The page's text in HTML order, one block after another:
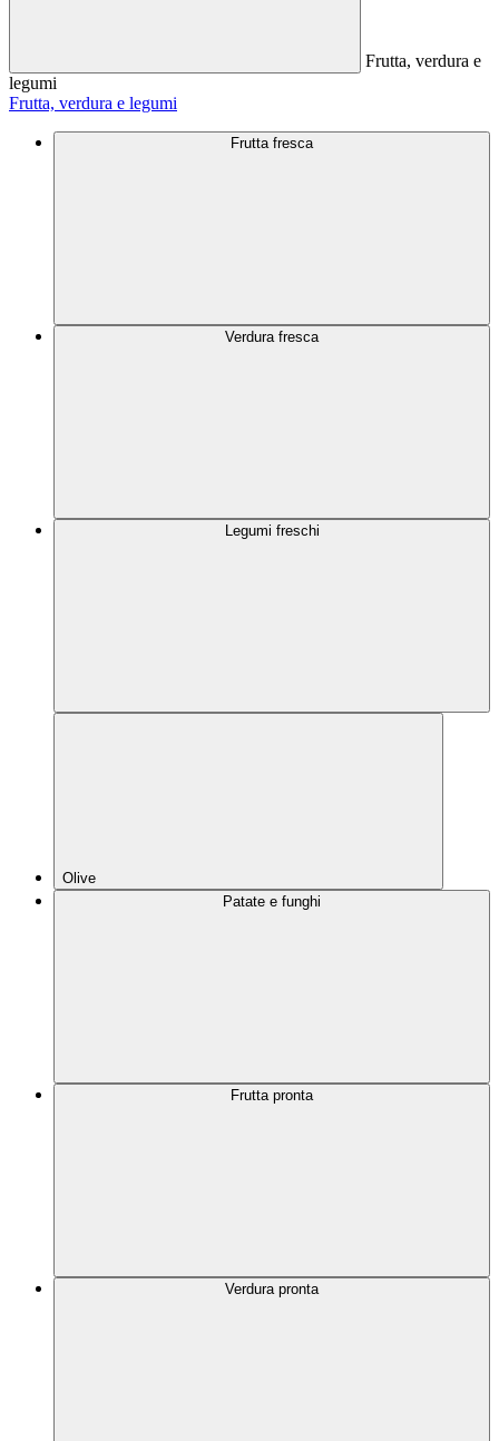
Frutta, verdura e
legumi
Frutta, verdura e legumi
Frutta fresca
Verdura fresca
Legumi freschi
Olive
Patate e funghi
Frutta pronta
Verdura pronta